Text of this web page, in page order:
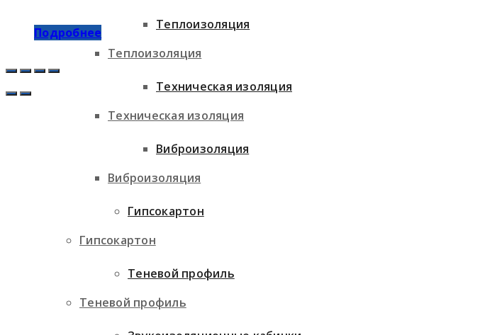
Теплоизоляция
Техническая изоляция
Виброизоляция
Гипсокартон
Теневой профиль
Теплоизоляция
Техническая изоляция
Виброизоляция
Гипсокартон
Теневой профиль
Подробнее